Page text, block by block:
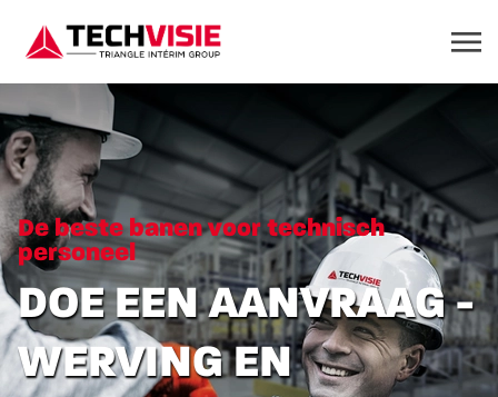
De beste banen voor technisch
personeel
DOE EEN AANVRAAG -
WERVING EN